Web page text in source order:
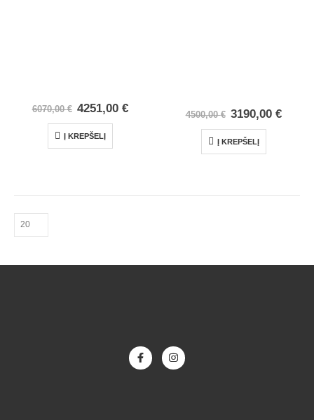
6070,00€ 4251,00€
Į KREPŠELĮ
4500,00€ 3190,00€
Į KREPŠELĮ